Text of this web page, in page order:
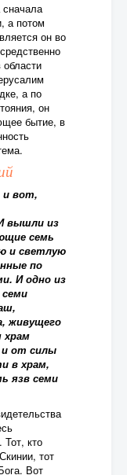
а потом
он во
а по
он
бытие, в
и вот,
вышли из
семь
и светлую
по
И одно из
живущего
храм
от силы
в храм,
язв семи
Тот, кто
тот
Вот